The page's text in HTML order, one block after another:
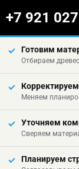
+7 921
Готовим
Отбираем
Меняем
Уточняем
Сверяем
Планируем